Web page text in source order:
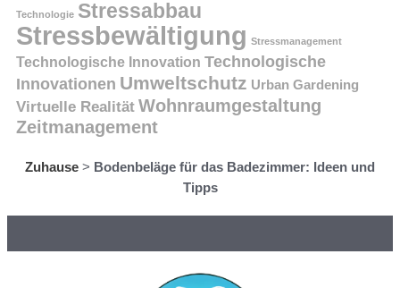
Technologie Stressabbau
Stressbewältigung Stressmanagement
Technologische Innovation Technologische
Innovationen Umweltschutz Urban Gardening
Virtuelle Realität Wohnraumgestaltung
Zeitmanagement
Zuhause > Bodenbeläge für das Badezimmer: Ideen und
Tipps